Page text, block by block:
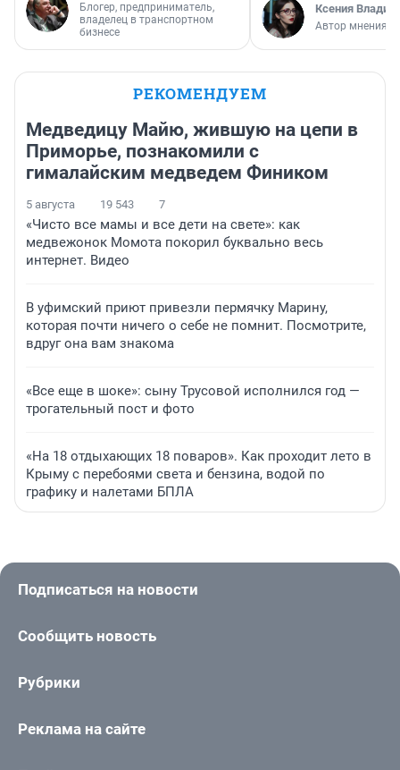
Блогер, предприниматель,
владелец в транспортном
бизнесе
Ксения
Автор мнения
РЕКОМЕНДУЕМ
Медведицу Майю, жившую на цепи в
Приморье, познакомили с
гималайским медведем Фиником
5 августа 19 543 7
«Чисто все мамы и все дети на свете»: как
медвежонок Момота покорил буквально весь
интернет. Видео
В уфимский приют привезли пермячку Марину,
которая почти ничего о себе не помнит. Посмотрите,
вдруг она вам знакома
«Все еще в шоке»: сыну Трусовой исполнился год —
трогательный пост и фото
«На 18 отдыхающих 18 поваров». Как проходит лето в
Крыму с перебоями света и бензина, водой по
графику и налетами БПЛА
Подписаться на новости
Сообщить новость
Рубрики
Реклама на сайте